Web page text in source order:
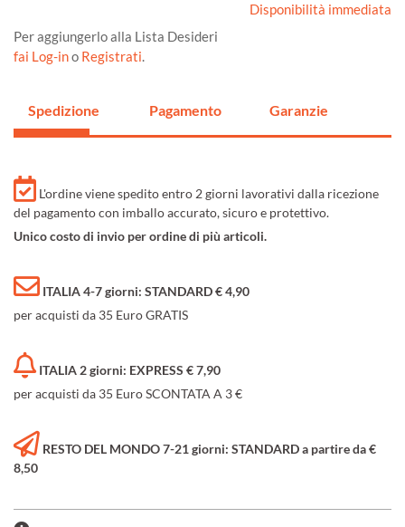
Disponibilità immediata
Per aggiungerlo alla Lista Desideri
fai Log-ino Registrati.
Spedizione Pagamento Garanzie
L'ordine viene spedito entro 2 giorni lavorativi dalla ricezione
del pagamento con imballo accurato, sicuro e protettivo.
Unico costo di invio per ordine di più articoli.
ITALIA 4-7 giorni: STANDARD € 4,90
per acquisti da 35 Euro GRATIS
ITALIA 2 giorni: EXPRESS € 7,90
per acquisti da 35 Euro SCONTATA A 3 €
RESTO DEL MONDO 7-21 giorni: STANDARD a partire da €
8,50